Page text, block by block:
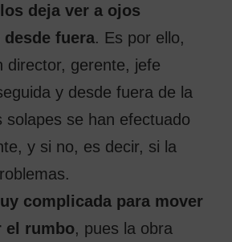
deja ver a ojos
fuera. Es por ello,
director, gerente, jefe
y desde fuera de la
solapes se han efectuado
y si no, es decir, si la
complicada para mover
el rumbo, pues la obra